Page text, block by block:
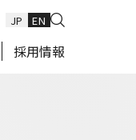
JP EN
採用情報